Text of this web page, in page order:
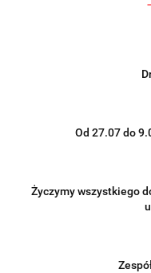
Od 27.07 do
Życzymy wszystkiego